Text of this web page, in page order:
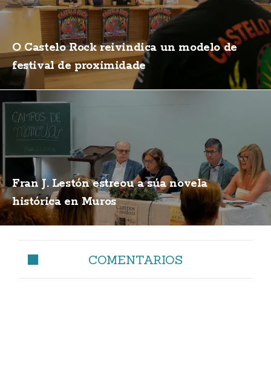
O Castelo Rock reivindica un modelo de
festival de proximidade
Fran J. Lestón estreou a súa novela
histórica en Muros
COMENTARIOS